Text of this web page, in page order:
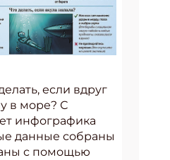
если вдруг
в море? С
инфографика
данные собраны
с помощью